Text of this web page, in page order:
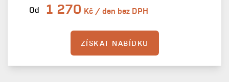
Od 1 270 Kč / den bez DPH
ZÍSKAT NABÍDKU